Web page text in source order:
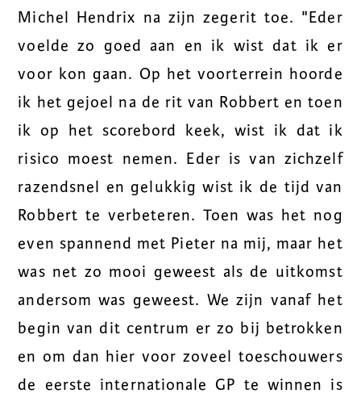
Michel Hendrix na zijn zegerit toe. "Eder
voelde zo goed aan en ik wist dat ik er
voor kon gaan. Op het voorterrein hoorde
ik het gejoel na de rit van Robbert en toen
ik op het scorebord keek, wist ik dat ik
risico moest nemen. Eder is van zichzelf
razendsnel en gelukkig wist ik de tijd van
Robbert te verbeteren. Toen was het nog
even spannend met Pieter na mij, maar het
was net zo mooi geweest als de uitkomst
andersom was geweest. We zijn vanaf het
begin van dit centrum er zo bij betrokken
en om dan hier voor zoveel toeschouwers
de eerste internationale GP te winnen is